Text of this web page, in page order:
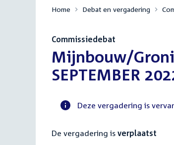
Home Debat en vergadering
Commissiedebat
:Mijnbouw/
SEPTEMBER
commissie
Deze vergadering is
De vergadering is verplaatst